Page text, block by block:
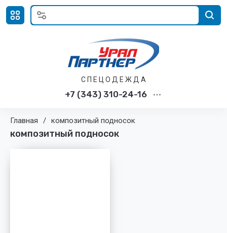
С П Е Ц О Д Е Ж Д А
+7 (343) 310-24-16
Главная / композитный подносок
композитный подносок